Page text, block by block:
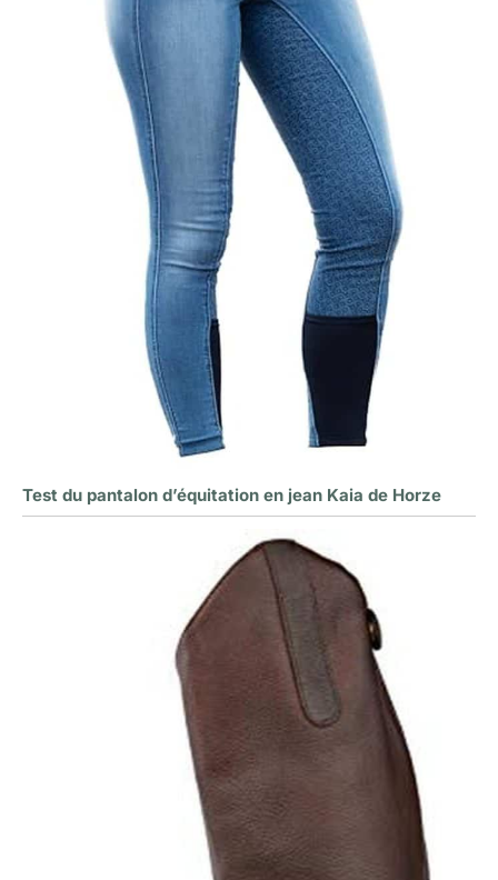
Test du pantalon d’équitation en jean Kaia de Horze